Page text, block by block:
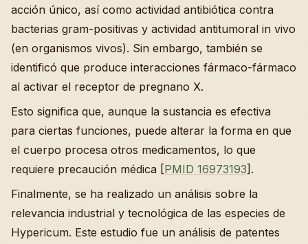
acción único, así como actividad antibiótica contra
bacterias gram-positivas y actividad antitumoral in vivo
(en organismos vivos). Sin embargo, también se
identificó que produce interacciones fármaco-fármaco
al activar el receptor de pregnano X.
Esto significa que, aunque la sustancia es efectiva
para ciertas funciones, puede alterar la forma en que
el cuerpo procesa otros medicamentos, lo que
requiere precaución médica [PMID 16973193].
Finalmente, se ha realizado un análisis sobre la
relevancia industrial y tecnológica de las especies de
Hypericum. Este estudio fue un análisis de patentes